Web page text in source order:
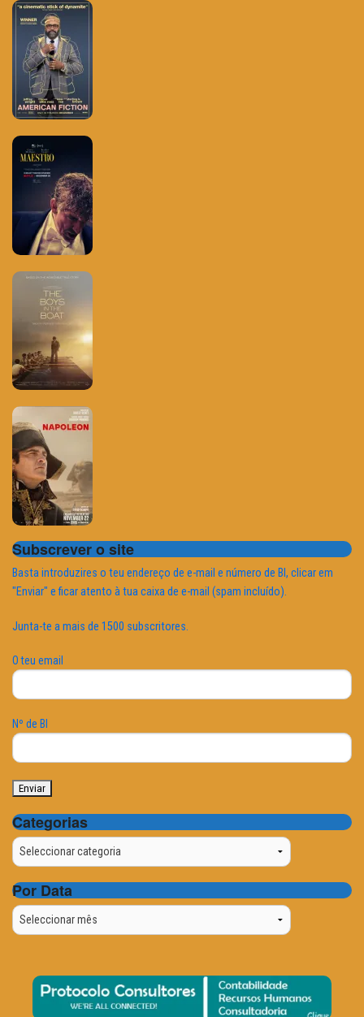
Subscrever o site
Basta introduzires o teu endereço de e-mail e número de BI, clicar em
"Enviar" e ficar atento à tua caixa de e-mail (spam incluído).
Junta-te a mais de 1500 subscritores.
O teu email
Nº de BI
Categorias
Categorias
Por Data
Por
Data